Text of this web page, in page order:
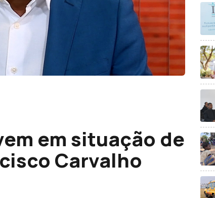
em situação de
Carvalho